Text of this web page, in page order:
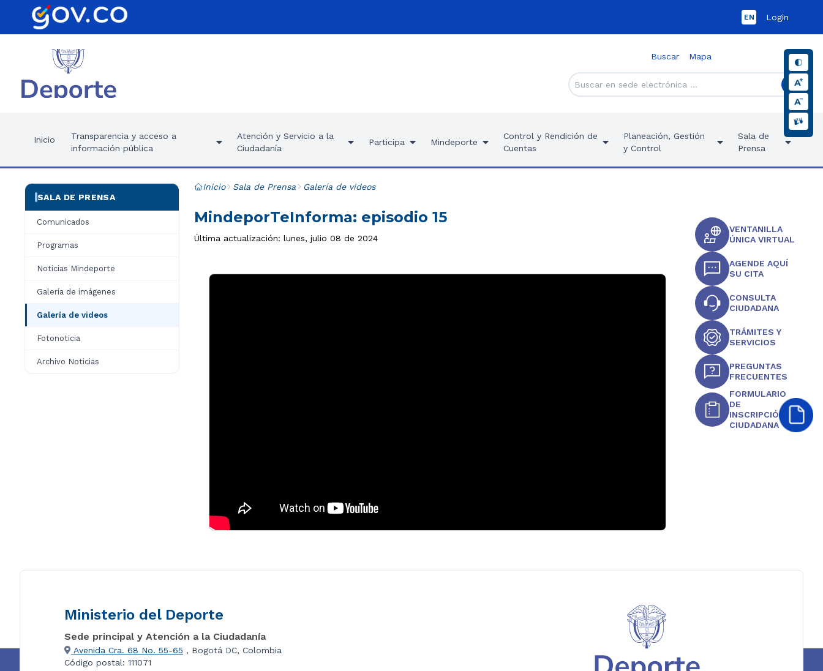
EN Login
Buscar Mapa
Inicio
Transparencia y acceso a
información pública
Atención y Servicio a la
Ciudadanía
Participa Mindeporte
Control y Rendición de
Cuentas
Planeación, Gestión
y Control
Sala de
Prensa
SALA DE PRENSA
Comunicados
Programas
Noticias Mindeporte
Galería de imágenes
Galería de videos
Fotonoticia
Archivo Noticias
Inicio Sala de Prensa Galería de videos
MindeporTeInforma: episodio 15
Última actualización: lunes, julio 08 de 2024
VENTANILLA
ÚNICA VIRTUAL
AGENDE AQUÍ
SU CITA
CONSULTA
CIUDADANA
TRÁMITES Y
SERVICIOS
PREGUNTAS
FRECUENTES
FORMULARIO
DE
INSCRIPCIÓN
CIUDADANA
Ministerio del Deporte
Sede principal y Atención a la Ciudadanía
Avenida Cra. 68 No. 55-65 , Bogotá DC, Colombia
Código postal: 111071